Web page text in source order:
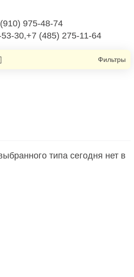
975-48-74
30,+7 (485) 275-11-64
Фильтры
типа сегодня нет в